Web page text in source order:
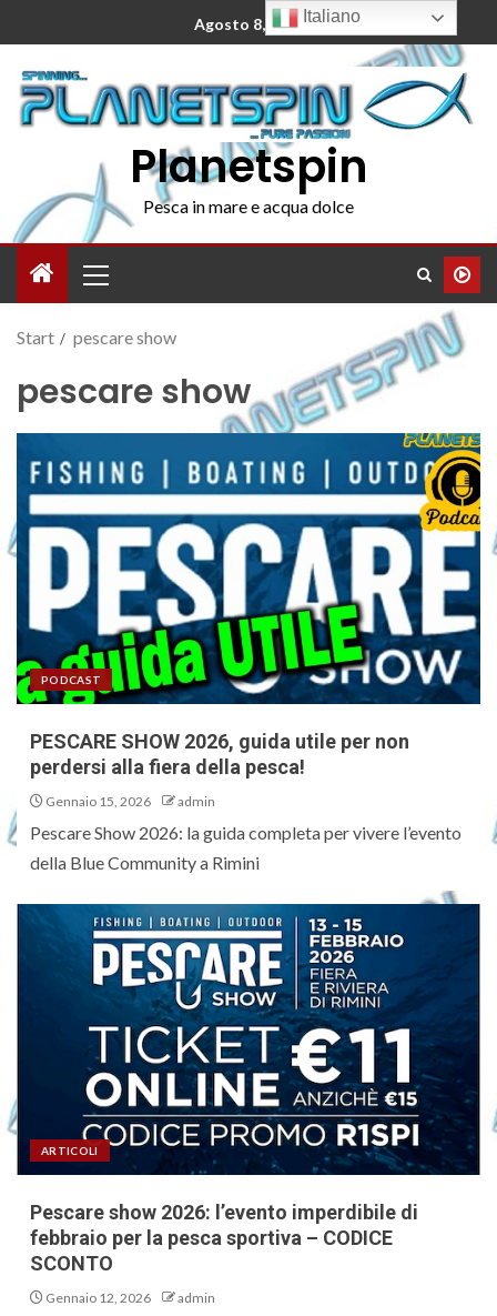
Agosto 8, 2026
Planetspin
Pesca in mare e acqua dolce
Start pescare show
pescare show
PODCAST
PESCARE SHOW 2026, guida utile per non
perdersi alla fiera della pesca!
Gennaio 15, 2026 admin
Pescare Show 2026: la guida completa per vivere l’evento
della Blue Community a Rimini
ARTICOLI
Pescare show 2026: l’evento imperdibile di
febbraio per la pesca sportiva – CODICE
SCONTO
Gennaio 12, 2026 admin
Italiano